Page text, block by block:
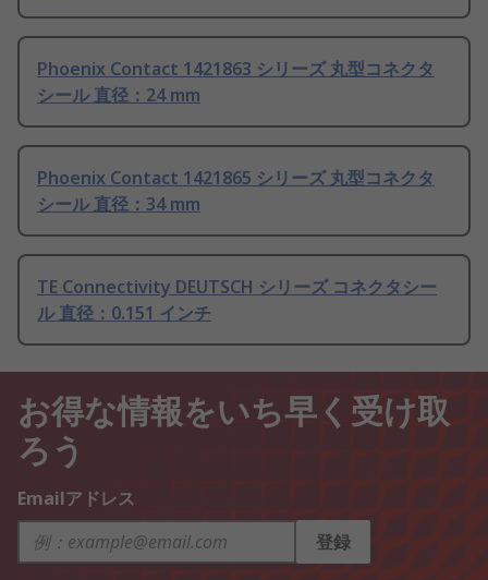
Phoenix Contact 1421863 シリーズ 丸型コネクタ
シール 直径：24 mm
Phoenix Contact 1421865 シリーズ 丸型コネクタ
シール 直径：34 mm
TE Connectivity DEUTSCH シリーズ コネクタシー
ル 直径：0.151 インチ
お得な情報をいち早く受け取
ろう
Emailアドレス
登録